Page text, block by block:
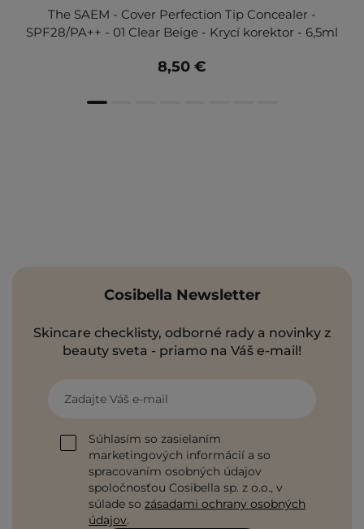
The SAEM - Cover Perfection Tip Concealer -
SPF28/PA++ - 01 Clear Beige - Krycí korektor - 6,5ml
8,50 €
Cosibella Newsletter
Skincare checklisty, odborné rady a novinky z
beauty sveta - priamo na Váš e-mail!
Zadajte Váš e-mail
Súhlasím so zasielaním
marketingových informácií a so
spracovaním osobných údajov
spoločnosťou Cosibella sp. z o.o., v
súlade so zásadami ochrany osobných
údajov.